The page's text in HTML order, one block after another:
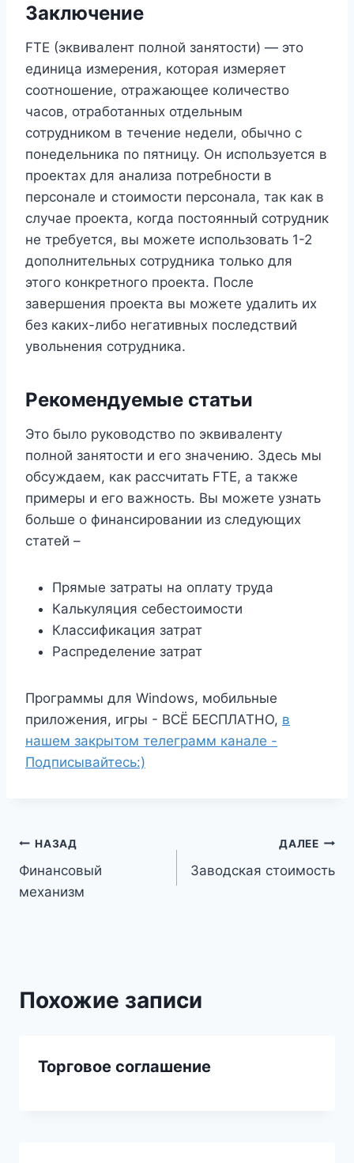
Заключение
FTE (эквивалент полной занятости) — это
единица измерения, которая измеряет
соотношение, отражающее количество
часов, отработанных отдельным
сотрудником в течение недели, обычно с
понедельника по пятницу. Он используется в
проектах для анализа потребности в
персонале и стоимости персонала, так как в
случае проекта, когда постоянный сотрудник
не требуется, вы можете использовать 1-2
дополнительных сотрудника только для
этого конкретного проекта. После
завершения проекта вы можете удалить их
без каких-либо негативных последствий
увольнения сотрудника.
Рекомендуемые статьи
Это было руководство по эквиваленту
полной занятости и его значению. Здесь мы
обсуждаем, как рассчитать FTE, а также
примеры и его важность. Вы можете узнать
больше о финансировании из следующих
статей –
Прямые затраты на оплату труда
Калькуляция себестоимости
Классификация затрат
Распределение затрат
Программы для Windows, мобильные
приложения, игры - ВСЁ БЕСПЛАТНО, в
нашем закрытом телеграмм канале -
Подписывайтесь:)
Навигация
по
НАЗАД
Финансовый
механизм
ДАЛЕЕ
Заводская стоимость
Похожие записи
Торговое соглашение